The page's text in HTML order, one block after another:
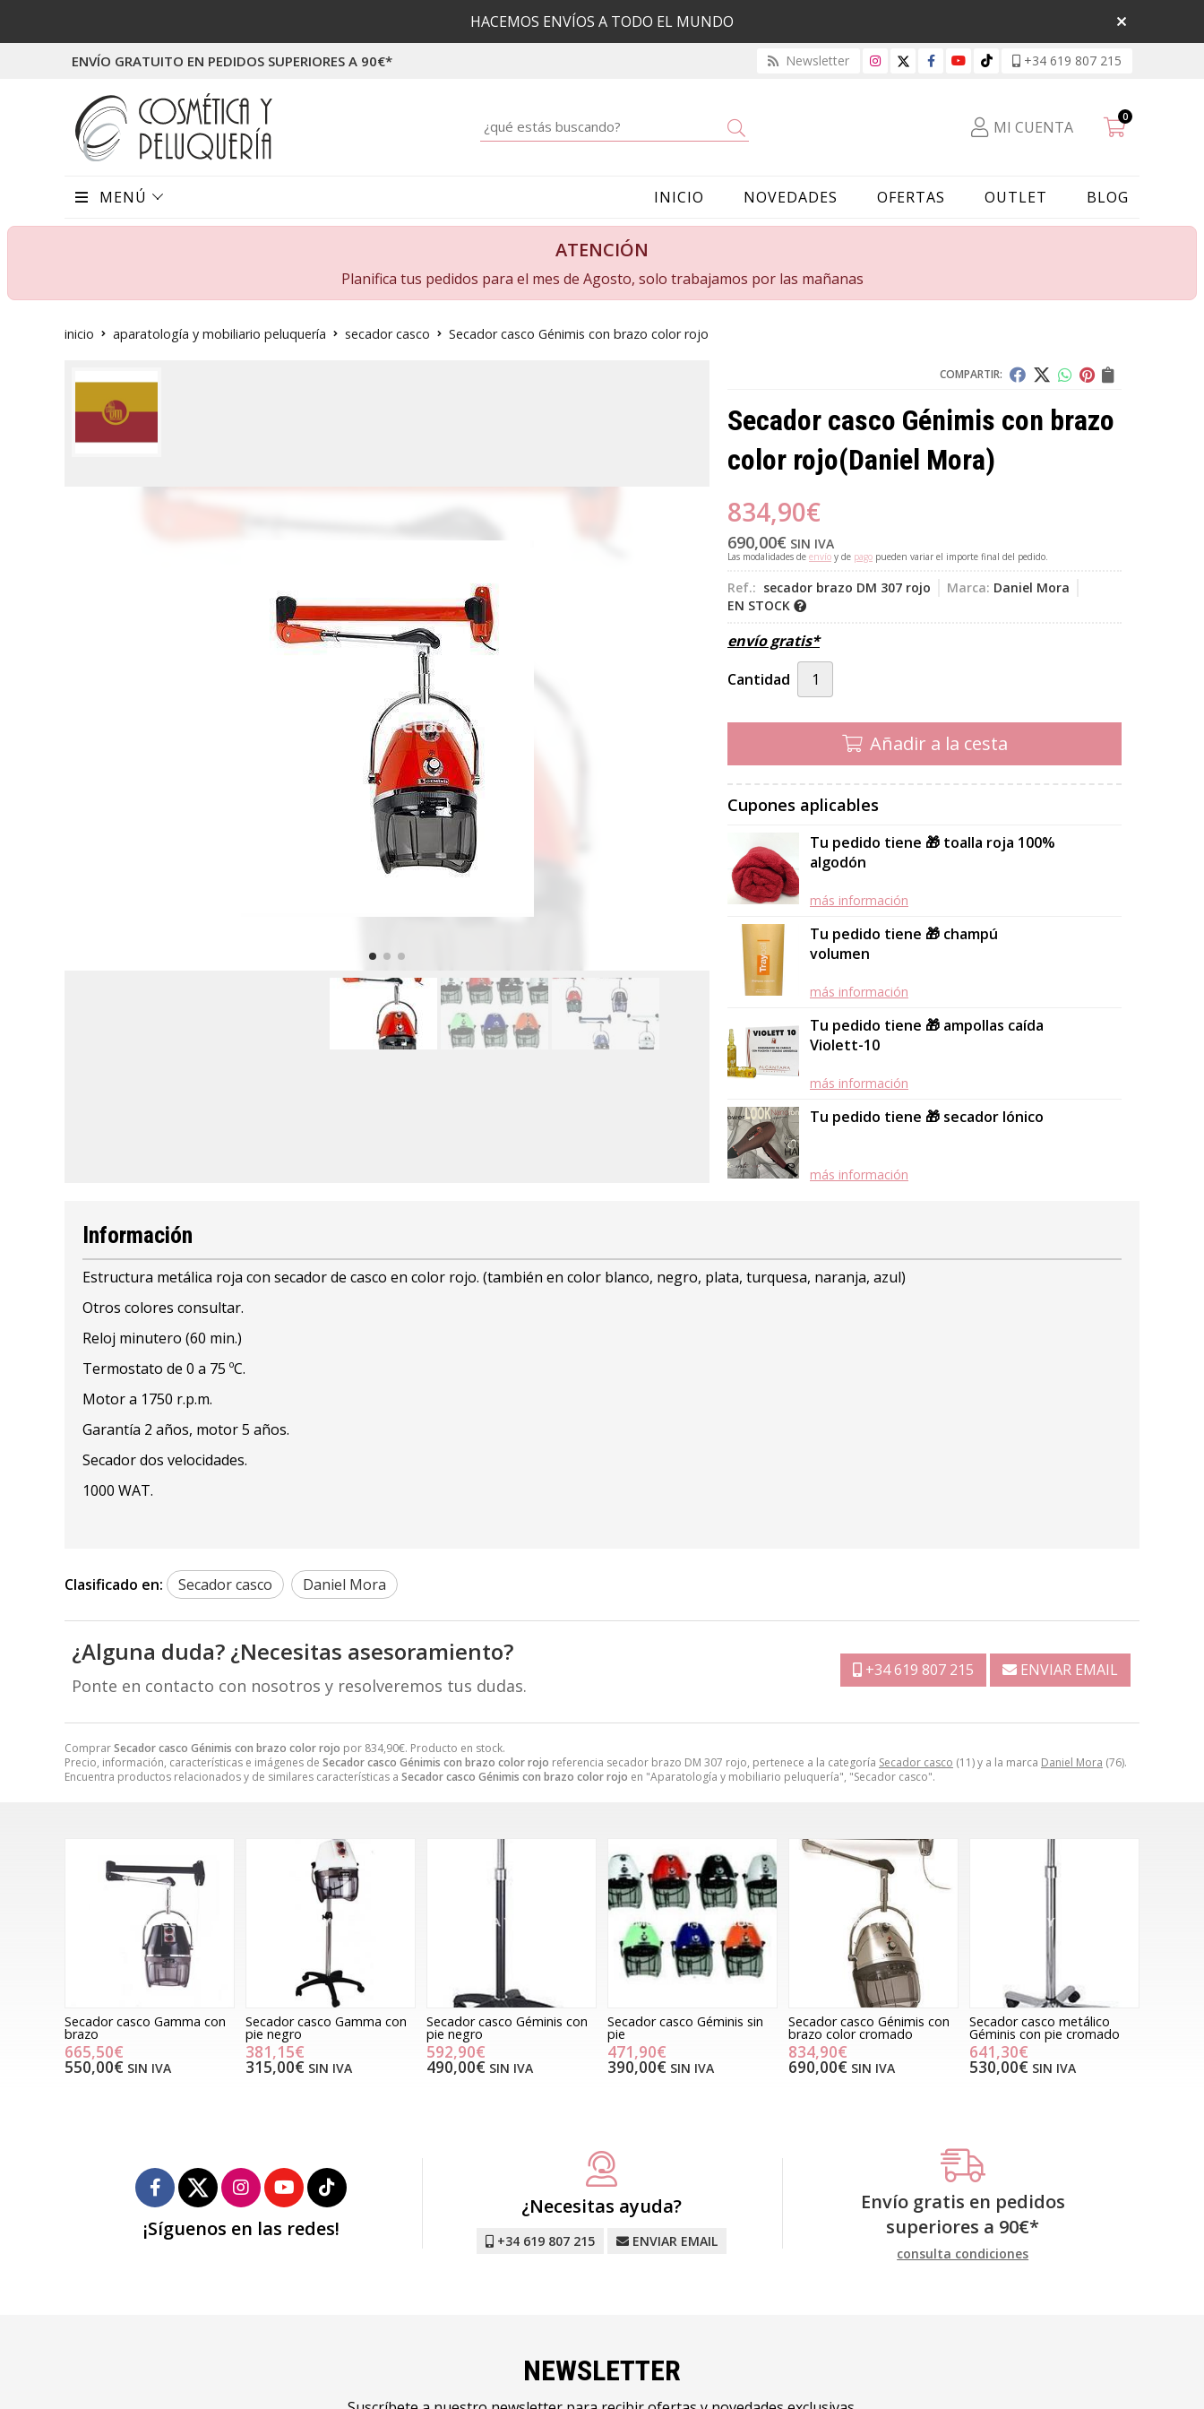
HACEMOS ENVÍOS A TODO EL MUNDO
ENVÍO GRATUITO EN PEDIDOS SUPERIORES A 90€* Newsletter +34 619 807 215
MI CUENTA
0
MENÚ INICIO NOVEDADES OFERTAS OUTLET BLOG
ATENCIÓN
Planifica tus pedidos para el mes de Agosto, solo trabajamos por las mañanas
inicio aparatología y mobiliario peluquería secador casco Secador casco Génimis con brazo color rojo
COMPARTIR:
Secador casco Génimis con brazo
color rojo(Daniel Mora)
834,90€
690,00€ SIN IVA
Las modalidades de envío y de pago pueden variar el importe final del pedido.
Ref.: secador brazo DM 307 rojo Marca: Daniel Mora
EN STOCK
envío gratis*
Cantidad
Añadir a la cesta
Cupones aplicables
Tu pedido tiene 🎁 toalla roja 100%
algodón
más información
Tu pedido tiene 🎁 champú
volumen
más información
Tu pedido tiene 🎁 ampollas caída
Violett-10
más información
Tu pedido tiene 🎁 secador Iónico
más información
ComprarSecador casco Génimis con brazo color rojo por 834,90€. Producto en stock.
Precio, información, características e imágenes de Secador casco Génimis con brazo color rojo referencia secador brazo DM 307 rojo, pertenece a la categoría Secador casco (11) y a la marca Daniel Mora (76).
Encuentra productos relacionados y de similares características a Secador casco Génimis con brazo color rojo en "Aparatología y mobiliario peluquería", "Secador casco".
Información
Estructura metálica roja con secador de casco en color rojo. (también en color blanco, negro, plata, turquesa, naranja, azul)
Otros colores consultar.
Reloj minutero (60 min.)
Termostato de 0 a 75 ºC.
Motor a 1750 r.p.m.
Garantía 2 años, motor 5 años.
Secador dos velocidades.
1000 WAT.
Clasificado en: Secador casco Daniel Mora
¿Alguna duda? ¿Necesitas asesoramiento?
Ponte en contacto con nosotros y resolveremos tus dudas.
+34 619 807 215 ENVIAR EMAIL
Secador casco Gamma con
brazo
665,50€
550,00€ SIN IVA
Secador casco Gamma con
pie negro
381,15€
315,00€ SIN IVA
Secador casco Géminis con
pie negro
592,90€
490,00€ SIN IVA
Secador casco Géminis sin
pie
471,90€
390,00€ SIN IVA
Secador casco Génimis con
brazo color cromado
834,90€
690,00€ SIN IVA
Secador casco metálico
Géminis con pie cromado
641,30€
530,00€ SIN IVA
¡Síguenos en las redes!
¿Necesitas ayuda?
+34 619 807 215 ENVIAR EMAIL
Envío gratis en pedidos
superiores a 90€*
consulta condiciones
NEWSLETTER